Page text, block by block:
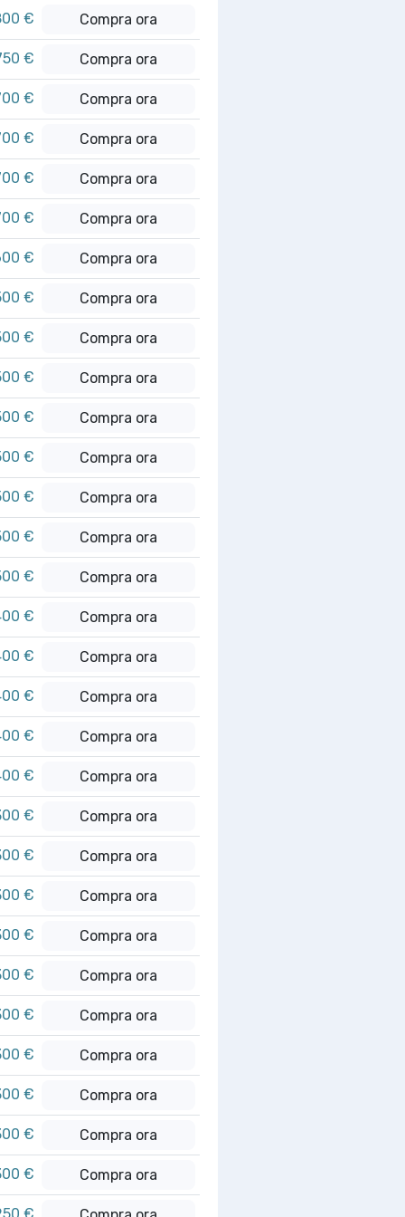
€ Compra ora
€ Compra ora
€ Compra ora
€ Compra ora
€ Compra ora
€ Compra ora
€ Compra ora
€ Compra ora
€ Compra ora
€ Compra ora
€ Compra ora
€ Compra ora
€ Compra ora
€ Compra ora
€ Compra ora
€ Compra ora
€ Compra ora
€ Compra ora
€ Compra ora
€ Compra ora
€ Compra ora
€ Compra ora
€ Compra ora
€ Compra ora
€ Compra ora
€ Compra ora
€ Compra ora
€ Compra ora
€ Compra ora
€ Compra ora